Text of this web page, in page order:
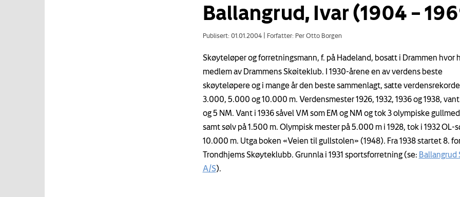
Ballangrud, Ivar (1904 –
Publisert: 01.01.2004 Forfatter: Per Otto Borgen
Skøyteløper og forretningsmann, f. på Hadeland, bosatt i Drammen hvor
medlem av Drammens Skøiteklub. I 1930-årene en av verdens beste
skøyteløpere og i mange år den beste sammenlagt, satte
3.000, 5.000 og 10.000 m. Verdensmester 1926, 1932, 1936 og 1938, vant
og 5 NM. Vant i 1936 såvel VM som EM og NM og tok 3 olympiske
samt sølv på 1.500 m. Olympisk mester på 5.000 m i 1928, tok i 1932 OL-
10.000 m. Utga boken «Veien til gullstolen» (1948). Fra 1938 startet 8.
Trondhjems Skøyteklubb. Grunnla i 1931 sportsforretning (se: Ballangrud
A/S).